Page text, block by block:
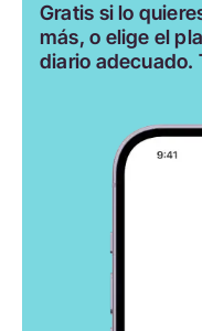
Gratis si lo
más, o elige el
diario adecuado.